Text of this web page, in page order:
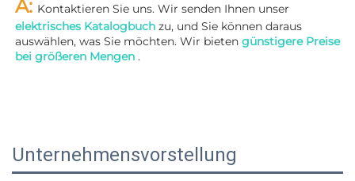
A:
elektrisches Katalogbuch zu, und Sie können daraus
auswählen, was Sie möchten. Wir bieten günstigere Preise
bei größeren Mengen .
Unternehmensvorstellung